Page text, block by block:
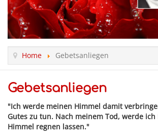
Home Gebetsanliegen
Gebetsanliegen
"Ich werde meinen Himmel damit
Gutes zu tun. Nach meinem Tod, werde ich
Himmel regnen lassen."